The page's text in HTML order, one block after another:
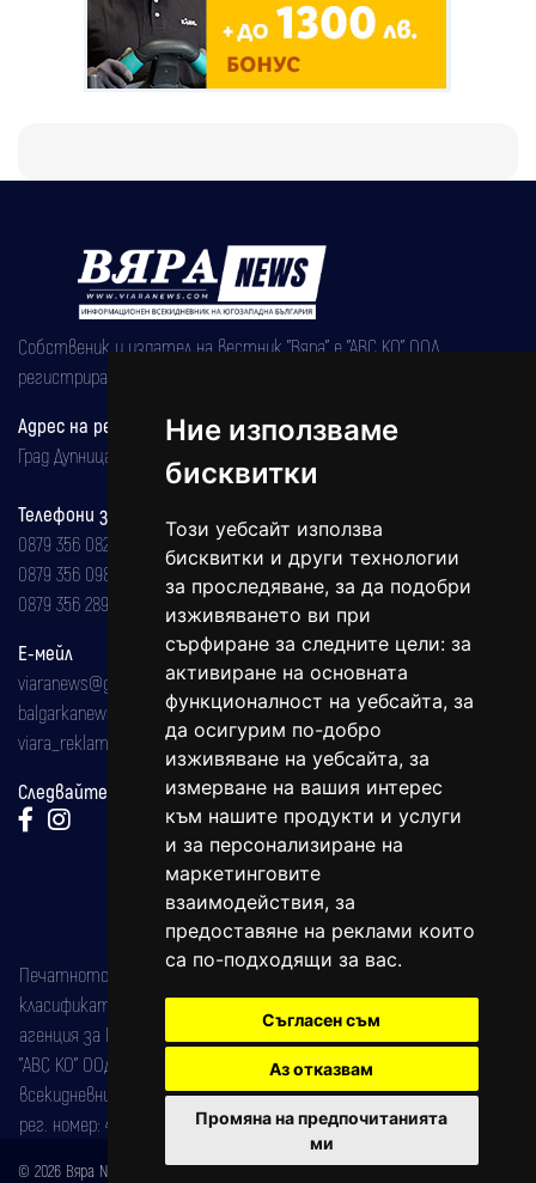
Ние използваме
бисквитки
Този уебсайт използва
бисквитки и други технологии
за проследяване, за да подобри
изживяването ви при
сърфиране за следните цели: за
активиране на основната
функционалност на уебсайта, за
да осигурим по-добро
изживяване на уебсайта, за
измерване на вашия интерес
към нашите продукти и услуги
и за персонализиране на
маркетинговите
взаимодействия, за
предоставяне на реклами които
са по-подходящи за вас.
Съгласен съм
Аз отказвам
Промяна на предпочитанията
ми
Собственик и издател на вестник "Вяра" е "АВС КО" ООД,
регистрирана на 08.05.2002 година.
Адрес на редакцията
Град Дупница, ул.''Христо Ботев" 43
Телефони за реклама и абонаменти
0879 356 082
0879 356 098
0879 356 289
Е-мейл
viaranews@gmail.com
balgarkanews@gmail.com
viara_reklama@mail.bg
Следвайте ни:
Печатното издание на вестника е регистрирано в националния
класификатор на печатните издания (Българска национална
агенция за ISSN) под номер: ISSN 1312-4722.
"АВС КО" ООД е притежател на марката: Вяра информационен
всекидневник на югозападна България, със свидетелство за марка
рег. номер: 47857/11.05.2004 година.
© 2026 Вяра News Всички права запазени!